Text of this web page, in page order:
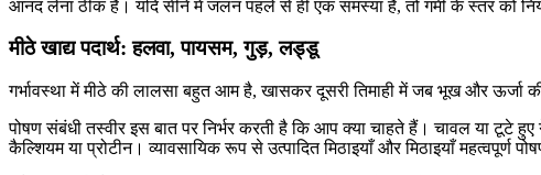
आनंद लेना ठीक है। यदि सीने में जलन पहले से ही एक समस्या है, तो गर्मी के स्तर को
मीठे खाद्य पदार्थ: हलवा, पायसम, गुड़, लड्डू
गर्भावस्था में मीठे की लालसा बहुत आम है, खासकर दूसरी तिमाही में जब भूख और ऊर्जा
पोषण संबंधी तस्वीर इस बात पर निर्भर करती है कि आप क्या चाहते हैं। चावल या
कैल्शियम या प्रोटीन। व्यावसायिक रूप से उत्पादित मिठाइयाँ और मिठाइयाँ महत्वपूर्ण